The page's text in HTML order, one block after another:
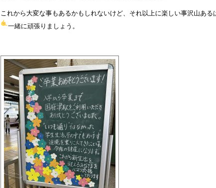
これから大変な事もあるかもしれないけど、それ以上に楽しい事沢山ある
一緒に頑張りましょう 。